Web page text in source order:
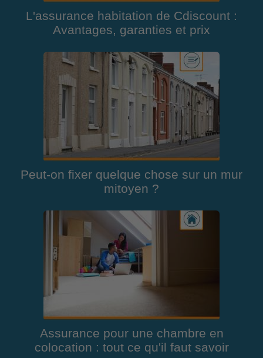
L'assurance habitation de Cdiscount :
Avantages, garanties et prix
Peut-on fixer quelque chose sur un mur
mitoyen ?
Assurance pour une chambre en
colocation : tout ce qu'il faut savoir